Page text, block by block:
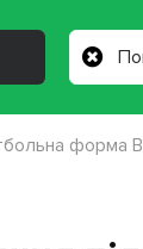
форма